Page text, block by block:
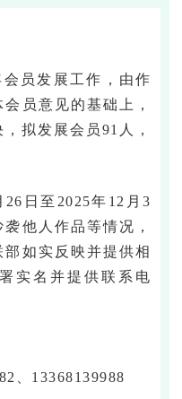
员发展工作，由作
员意见的基础上，
拟发展会员91人，
日至2025年12月3
他人作品等情况，
如实反映并提供相
实名并提供联系电
、13368139988